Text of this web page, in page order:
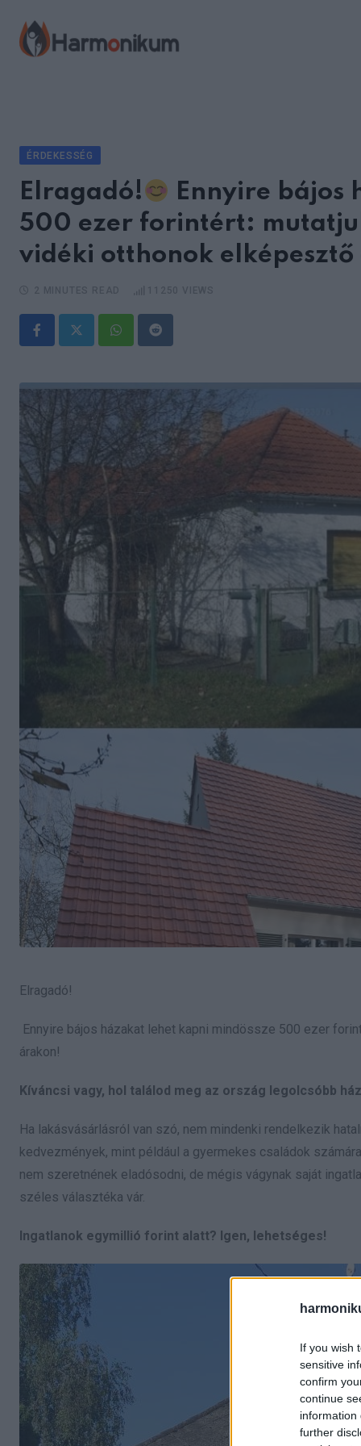
If you wish
sensitive
confirm
continue
information
further
content
ÉRDEKESSÉG
Elragadó!
Ennyire bájos
500 ezer forintért:
vidéki otthonok
WhatsappReddit
Elragadó!
Ennyire bájos házakat lehet kapni mindössze 500 ezer
árakon!
Kíváncsi vagy, hol találod meg az ország legolcsóbb
Ha lakásvásárlásról van szó, nem mindenki rendelkezik
kedvezmények, mint például a gyermekes családok
nem szeretnének eladósodni, de mégis vágynak saját
széles választéka vár.
Ingatlanok egymillió forint alatt? Igen, lehetséges!